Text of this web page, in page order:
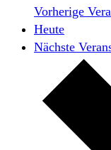
Vorherige
Heute
Nächste